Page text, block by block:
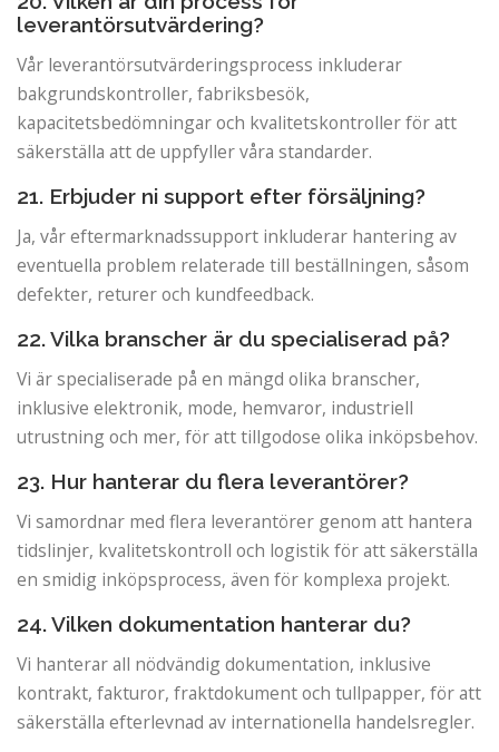
leverantörsutvärdering?
Vår leverantörsutvärderingsprocess inkluderar
bakgrundskontroller, fabriksbesök,
kapacitetsbedömningar och kvalitetskontroller för att
säkerställa att de uppfyller våra standarder.
21. Erbjuder ni support efter försäljning?
Ja, vår eftermarknadssupport inkluderar hantering av
eventuella problem relaterade till beställningen, såsom
defekter, returer och kundfeedback.
22. Vilka branscher är du specialiserad på?
Vi är specialiserade på en mängd olika branscher,
inklusive elektronik, mode, hemvaror, industriell
utrustning och mer, för att tillgodose olika inköpsbehov.
23. Hur hanterar du flera leverantörer?
Vi samordnar med flera leverantörer genom att hantera
tidslinjer, kvalitetskontroll och logistik för att säkerställa
en smidig inköpsprocess, även för komplexa projekt.
24. Vilken dokumentation hanterar du?
Vi hanterar all nödvändig dokumentation, inklusive
kontrakt, fakturor, fraktdokument och tullpapper, för att
säkerställa efterlevnad av internationella handelsregler.